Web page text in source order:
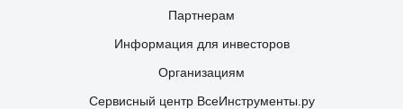
Партнерам
Информация для инвесторов
Организациям
Сервисный центр ВсеИнструменты.ру